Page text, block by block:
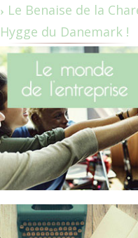
Le Benaise de la
Hygge du Danemark !